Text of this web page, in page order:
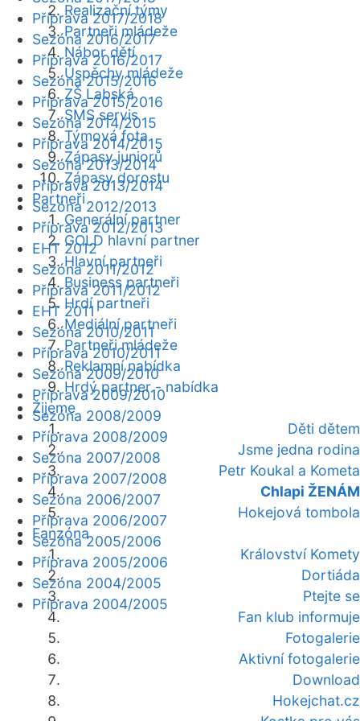
Realizační týmy
Partneři mládeže
Nábor dětí
Úspěchy mládeže
ZŠ Labská
SMS servis
Týmová fota
Zápasy juniorů
Zápasy dorostu
Partneři
Generální partner
GOLD hlavní partner
Hlavní partneři
Business partneři
Hrdí partneři
Mediální partneři
Partneři mládeže
Reklamní nabídka
Hrdý partner - nabídka
Žijeme
Děti dětem
Jsme jedna rodina
Petr Koukal a Kometa
Chlapi ŽENÁM
Hokejová tombola
Fanzóna
Království Komety
Dortiáda
Ptejte se
Fan klub informuje
Fotogalerie
Aktivní fotogalerie
Download
Hokejchat.cz
Příprava 2017/2018
Sezóna 2016/2017
Příprava 2016/2017
Sezóna 2015/2016
Příprava 2015/2016
Sezóna 2014/2015
Příprava 2014/2015
Sezóna 2013/2014
Příprava 2013/2014
Sezóna 2012/2013
Příprava 2012/2013
EHT 2012
Sezóna 2011/2012
Příprava 2011/2012
EHT 2011
Sezóna 2010/2011
Příprava 2010/2011
Sezóna 2009/2010
Příprava 2009/2010
Sezóna 2008/2009
Příprava 2008/2009
Sezóna 2007/2008
Příprava 2007/2008
Sezóna 2006/2007
Příprava 2006/2007
Sezóna 2005/2006
Příprava 2005/2006
Sezóna 2004/2005
Příprava 2004/2005